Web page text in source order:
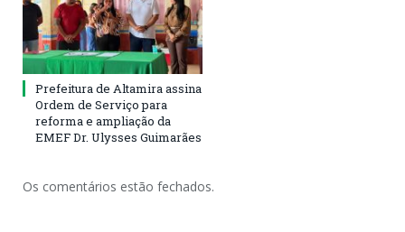
Prefeitura de Altamira assina
Ordem de Serviço para
reforma e ampliação da
EMEF Dr. Ulysses Guimarães
Os comentários estão fechados.